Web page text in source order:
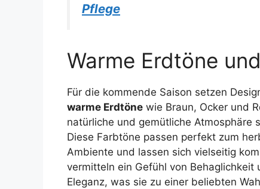
Pflege
Warme Erdtöne
Für die kommende Saison setzen
warme Erdtöne wie Braun, Ocker und
natürliche und gemütliche Atmosphäre
Diese Farbtöne passen perfekt zum
Ambiente und lassen sich vielseitig
vermitteln ein Gefühl von Behaglichkeit
Eleganz, was sie zu einer beliebten